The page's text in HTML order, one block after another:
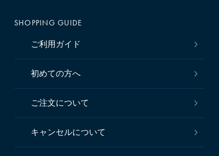
SHOPPING GUIDE
ご利用ガイド
初めての方へ
ご注文について
キャンセルについて